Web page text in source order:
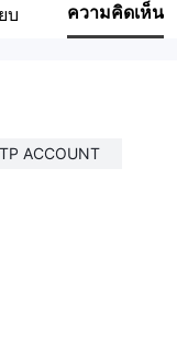
บ ความคิดเห็น
ACCOUNT